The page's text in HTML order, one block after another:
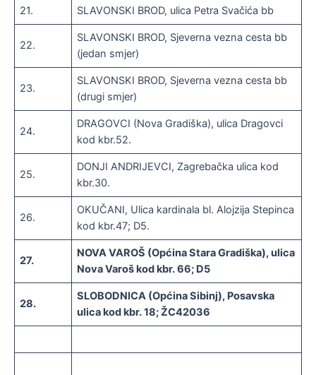
21. SLAVONSKI BROD, ulica Petra Svačića bb
22.
SLAVONSKI BROD, Sjeverna vezna cesta bb
(jedan smjer)
23.
SLAVONSKI BROD, Sjeverna vezna cesta bb
(drugi smjer)
24.
DRAGOVCI (Nova Gradiška), ulica Dragovci
kod kbr.52.
25.
DONJI ANDRIJEVCI, Zagrebačka ulica kod
kbr.30.
26.
OKUČANI, Ulica kardinala bl. Alojzija Stepinca
kod kbr.47; D5.
27.
NOVA VAROŠ (Općina Stara Gradiška), ulica
Nova Varoš kod kbr. 66; D5
28.
SLOBODNICA (Općina Sibinj), Posavska
ulica kod kbr. 18; ŽC42036